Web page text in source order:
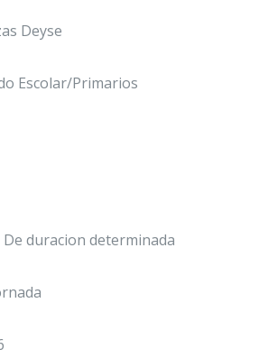
Deyse
Escolar/Primarios
duracion determinada